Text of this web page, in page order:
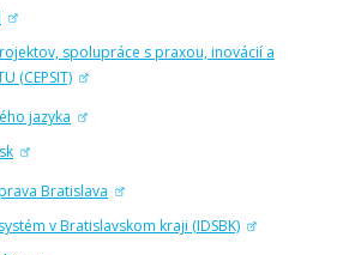
spolupráce s praxou, inovácií a
(CEPSIT)
jazyka
Bratislava
v Bratislavskom kraji (IDSBK)